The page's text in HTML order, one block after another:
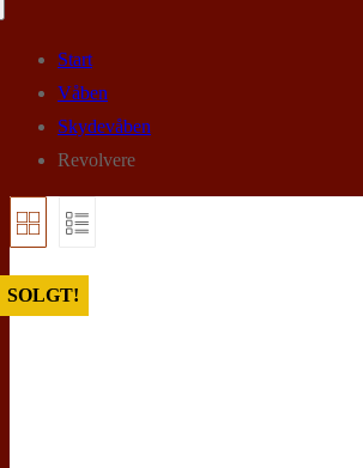
Start
Våben
Skydevåben
Revolvere
SOLGT!